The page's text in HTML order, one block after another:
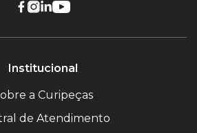
Institucional
a Curipeças
de Atendimento